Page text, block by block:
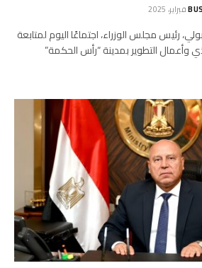
رئيس مجلس الوزراء، اجتماعًا اليوم لمتابعة
وأعمال التطوير بمدينة “رأس الحكمة”